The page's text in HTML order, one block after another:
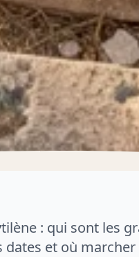
: qui sont les
et où